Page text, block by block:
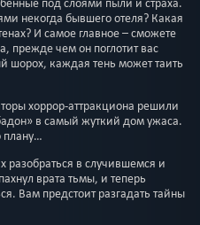
некогда бывшего отеля? Какая
И самое главное – сможете
прежде чем он поглотит вас
шорох, каждая тень может таить
хоррор-аттракциона решили
в самый жуткий дом ужаса.
плану…
в случившемся и
врата тьмы, и теперь
Вам предстоит разгадать тайны